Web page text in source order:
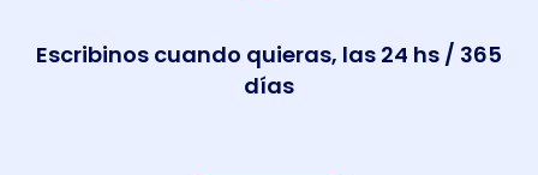
Escribinos cuando quieras, las 24 hs / 365
días